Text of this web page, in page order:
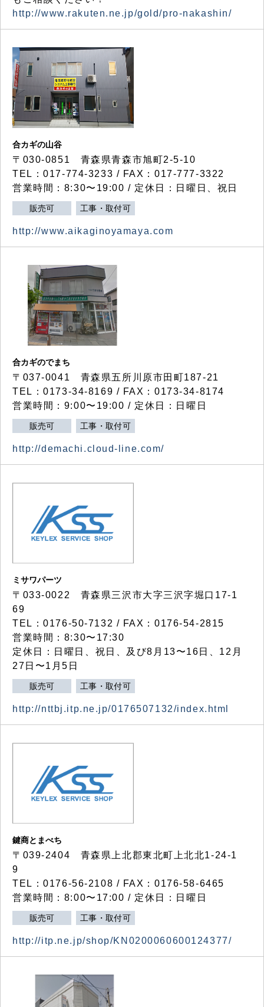
http://www.rakuten.ne.jp/gold/pro-nakashin/
合カギの山谷
〒030-0851 青森県青森市旭町2-5-10
TEL：017-774-3233 / FAX：017-777-3322
営業時間：8:30〜19:00 / 定休日：日曜日、祝日
販売可 工事・取付可
http://www.aikaginoyamaya.com
合カギのでまち
〒037-0041 青森県五所川原市田町187-21
TEL：0173-34-8169 / FAX：0173-34-8174
営業時間：9:00〜19:00 / 定休日：日曜日
販売可 工事・取付可
http://demachi.cloud-line.com/
ミサワパーツ
〒033-0022 青森県三沢市大字三沢字堀口17-1
69
TEL：0176-50-7132 / FAX：0176-54-2815
営業時間：8:30〜17:30
定休日：日曜日、祝日、及び8月13〜16日、12月
27日〜1月5日
販売可 工事・取付可
http://nttbj.itp.ne.jp/0176507132/index.html
鍵商とまべち
〒039-2404 青森県上北郡東北町上北北1-24-1
9
TEL：0176-56-2108 / FAX：0176-58-6465
営業時間：8:00〜17:00 / 定休日：日曜日
販売可 工事・取付可
http://itp.ne.jp/shop/KN0200060600124377/